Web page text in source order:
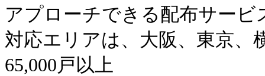
アプローチできる配布サービ
対応エリアは、大阪、東京、
65,000戸以上